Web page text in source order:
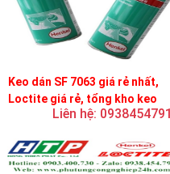
Keo dán SF 7063 giá rẻ nhất,
Loctite giá rẻ, tổng kho keo
Liên hệ: 0938454791